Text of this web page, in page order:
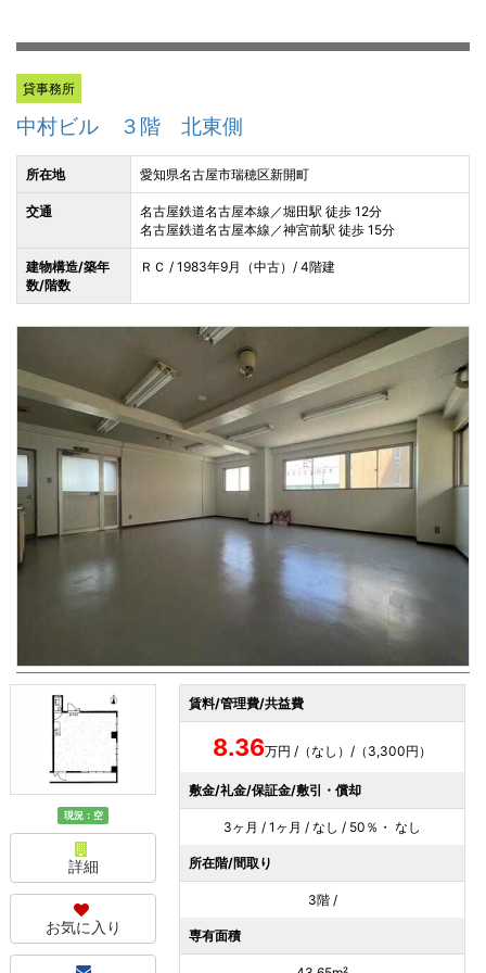
貸事務所
中村ビル ３階 北東側
所在地 愛知県名古屋市瑞穂区新開町
交通
名古屋鉄道名古屋本線／堀田駅 徒歩 12分
名古屋鉄道名古屋本線／神宮前駅 徒歩 15分
建物構造/築年
数/階数
ＲＣ / 1983年9月（中古）/ 4階建
現況：空
詳細
お気に入り
賃料/管理費/共益費
8.36万円 /（なし）/（3,300円）
敷金/礼金/保証金/敷引・償却
3ヶ月 / 1ヶ月 / なし / 50％・ なし
所在階/間取り
3階 /
専有面積